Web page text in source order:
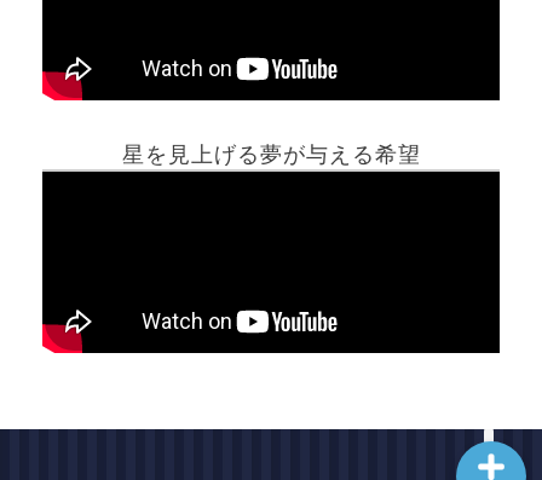
星を見上げる夢が与える希望
ホーム
最新記事動画